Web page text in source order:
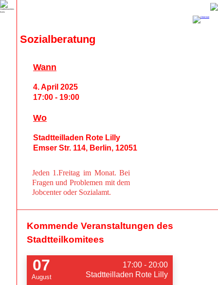
Sozialberatung
Jeden 1.Freitag im Monat. Bei
Fragen und Problemen mit dem
Jobcenter oder Sozialamt.
Wann
4. April 2025
17:00 - 19:00
Wo
Stadtteilladen Rote Lilly
Emser Str. 114, Berlin, 12051
Kommende Veranstaltungen des
Stadtteilkomitees
07
August
17:00 - 20:00
Stadtteilladen Rote Lilly